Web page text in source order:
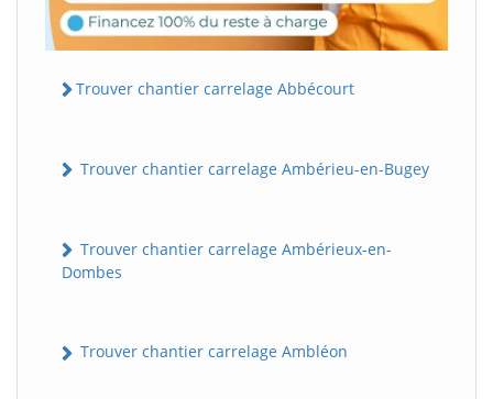
Trouver chantier carrelage Abbécourt
Trouver chantier carrelage Ambérieu-en-Bugey
Trouver chantier carrelage Ambérieux-en-
Dombes
Trouver chantier carrelage Ambléon